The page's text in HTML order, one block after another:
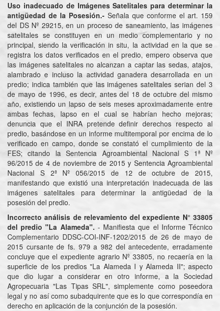
Uso inadecuado de Imágenes Satelitales para determinar la
antigüedad de la Posesión.- Señala que conforme el art. 159
del DS Nº 29215, en un proceso de saneamiento, las imágenes
satelitales se constituyen en un medio complementario y no
principal, siendo la verificación in situ, la actividad en la que se
registra los datos verificados en el predio, empero observa que
las imágenes satelitales no alcanzan a captar las sedas, atajos,
alambrado e incluso la actividad ganadera desarrollada en un
predio; indica también que las imágenes satelitales serian del 3
de mayo de 1996, es decir, antes del 18 de octubre del mismo
año, existiendo un lapso de seis meses aproximadamente entre
ambas fechas, lapso en el cual se habrían hecho mejoras;
denuncia que el INRA pretende definir derechos respecto al
predio, basándose en un informe multitemporal por encima de lo
verificado en campo, donde se constató el cumplimiento de la
FES; citando la Sentencia Agroambiental Nacional S 1ª Nº
96/2015 de 4 de noviembre de 2015 y Sentencia Agroambiental
Nacional S 2ª Nº 056/2015 de 12 de octubre de 2015,
manifestando que existió una interpretación inadecuada de las
imágenes satelitales para determinar la antigüedad de la
posesión del predio.
Incorrecto análisis de relevamiento del expediente N° 33805
del predio "La Alameda". - Manifiesta que el Informe Técnico
Complementario DDSC-COI-INF-1202/2015 de 26 de mayo de
2015 cursante de fs. 979 a 982 del antecedente, erradamente
concluye que el expediente agrario Nº 33805, no recaería en la
superficie de los predios "La Alameda I y Alameda II"; aspecto
que dio lugar a considerar en otro informe, a la Sociedad
Agropecuaria "Las Tipas SRL", simplemente como poseedora
legal y no así como subadquirente que es lo que correspondía en
derecho en aplicación de la conjunción de la posesión.